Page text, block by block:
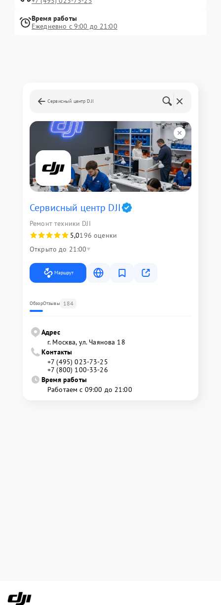
Время работы
Ежедневно с 9:00 до 21:00
Сервисный центр DJI
Сервисный центр DJI
Ремонт техники DJI
5,0196 оценки
Открыто до 21:00
Маршрут
ОбзорОтзывы 184
Адрес
г. Москва, ул. Чаянова 18
Контакты
+7 (495) 023-73-25
+7 (800) 100-33-26
Время работы
Работаем с 09:00 до 21:00